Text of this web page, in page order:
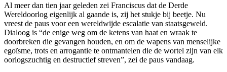
Al meer dan tien jaar geleden zei Franciscus dat de Derde
Wereldoorlog eigenlijk al gaande is, zij het stukje bij beetje. Nu
vreest de paus voor een wereldwijde escalatie van staatsgeweld.
Dialoog is “de enige weg om de ketens van haat en wraak te
doorbreken die gevangen houden, en om de wapens van menselijke
egoïsme, trots en arrogantie te ontmantelen die de wortel zijn van elk
oorlogszuchtig en destructief streven”, zei de paus vandaag.